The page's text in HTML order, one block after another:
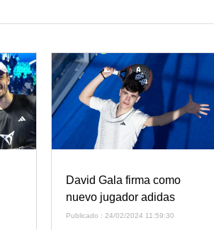
David Gala firma como
nuevo jugador adidas
Publicado : 24/02/2024 11:59:30